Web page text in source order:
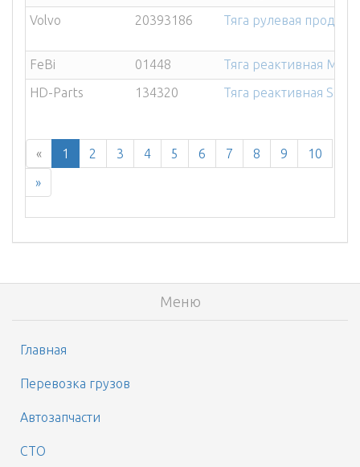
Volvo
20393186 Тяга рулевая прод
FeBi 01448
Тяга реактивная MAN
HD-Parts
134320 Тяга реактивная
« 1 2 3 4 5 6 7 8 9
10
»
Меню
Главная
Перевозка грузов
Автозапчасти
СТО